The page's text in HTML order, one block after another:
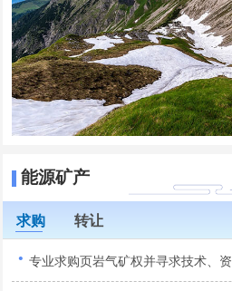
能源矿产
求购 转让
·